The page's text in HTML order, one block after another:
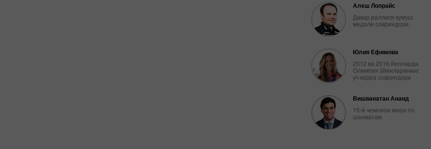
Алеш Лопрайс
Дакар раллиси кумуш
медали совриндори.
Юлия Ефимова
2012 ва 2016 йилларда
Олимпия ўйинларининг
уч карра совриндори
Вишванатан Ананд
15-й чемпион мира по
шахматам